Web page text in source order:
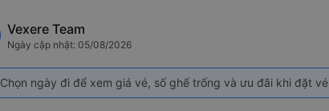
Vexere Team
Ngày cập nhật: 05/08/2026
Chọn ngày đi để xem giá vé, số ghế trống và ưu đãi khi đặt vé